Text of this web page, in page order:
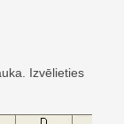
Izvēlieties